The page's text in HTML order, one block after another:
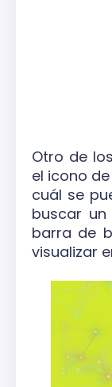
Otro de
el icono
cuál se
buscar
barra de
visualizar